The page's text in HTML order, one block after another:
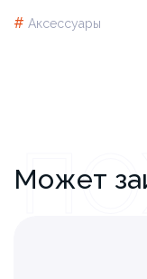
# Аксессуары
Может